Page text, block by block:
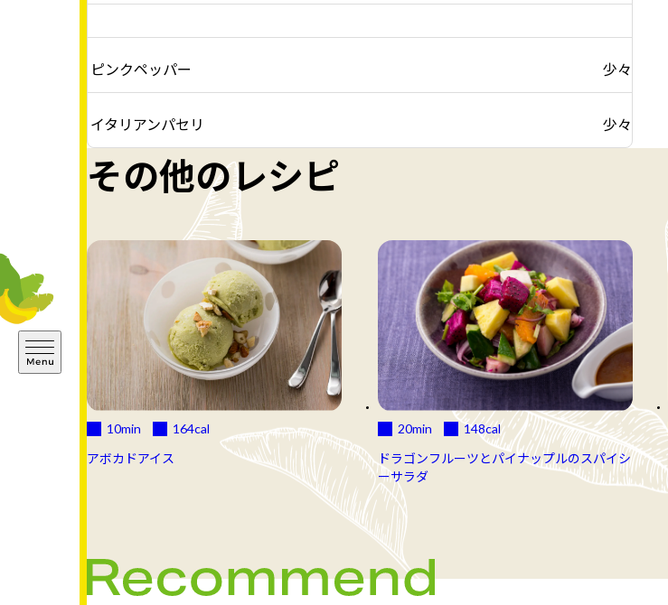
ピンクペッパー 少々
イタリアンパセリ 少々
その他のレシピ
10min 164cal
アボカドアイス
20min 148cal
ドラゴンフルーツとパイナップルのスパイシ
ーサラダ